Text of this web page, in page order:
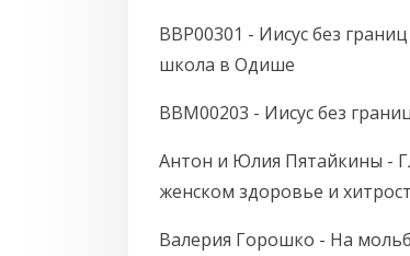
BBP00301 - Иисус без
школа в Одише
BBM00203 - Иисус без
Антон и Юлия Пятайкины -
женском здоровье и
Валерия Горошко - На